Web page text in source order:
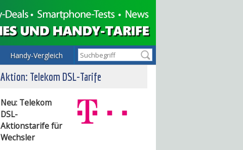
Handy-Vergleich
Aktion: Telekom DSL-Tarife
Neu: Telekom
DSL-
Aktionstarife für
Wechsler